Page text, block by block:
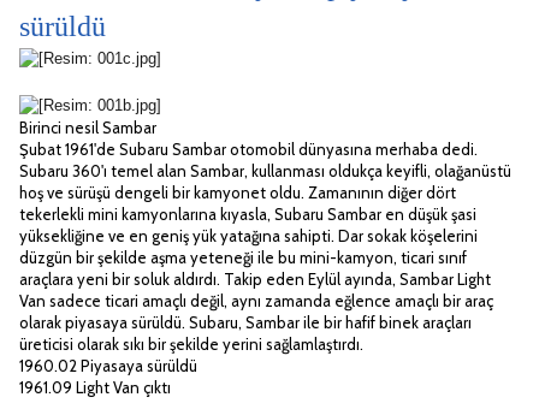
sürüldü
Birinci nesil Sambar
Şubat 1961'de Subaru Sambar otomobil dünyasına merhaba dedi.
Subaru 360'ı temel alan Sambar, kullanması oldukça keyifli, olağanüstü
hoş ve sürüşü dengeli bir kamyonet oldu. Zamanının diğer dört
tekerlekli mini kamyonlarına kıyasla, Subaru Sambar en düşük şasi
yüksekliğine ve en geniş yük yatağına sahipti. Dar sokak köşelerini
düzgün bir şekilde aşma yeteneği ile bu mini-kamyon, ticari sınıf
araçlara yeni bir soluk aldırdı. Takip eden Eylül ayında, Sambar Light
Van sadece ticari amaçlı değil, aynı zamanda eğlence amaçlı bir araç
olarak piyasaya sürüldü. Subaru, Sambar ile bir hafif binek araçları
üreticisi olarak sıkı bir şekilde yerini sağlamlaştırdı.
1960.02 Piyasaya sürüldü
1961.09 Light Van çıktı